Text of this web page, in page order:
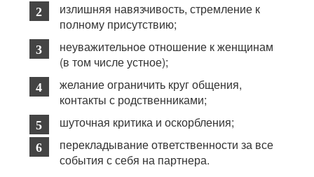
излишняя навязчивость, стремление к
полному присутствию;
неуважительное отношение к женщинам
(в том числе устное);
желание ограничить круг общения,
контакты с родственниками;
шуточная критика и оскорбления;
перекладывание ответственности за все
события с себя на партнера.